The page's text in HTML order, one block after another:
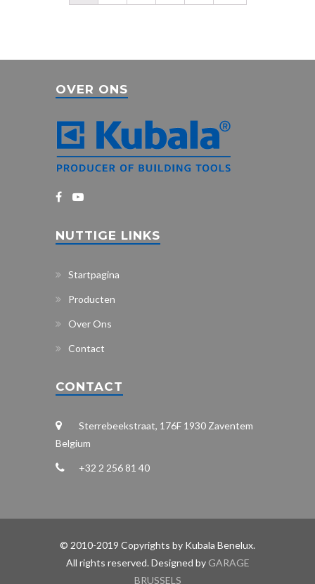
OVER ONS
NUTTIGE LINKS
Startpagina
Producten
Over Ons
Contact
CONTACT
Sterrebeekstraat, 176F 1930 Zaventem
Belgium
+32 2 256 81 40
© 2010-2019 Copyrights by Kubala Benelux.
All rights reserved. Designed by GARAGE
BRUSSELS